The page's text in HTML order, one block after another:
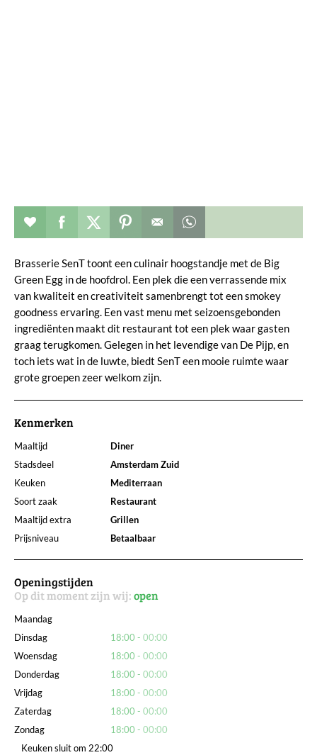
Restaurant toevoegen aan favorieten
Deel dit op facebook
Deel dit op twitter
Deel dit op pinterest
Brasserie SenT toont een culinair hoogstandje met de Big
Green Egg in de hoofdrol. Een plek die een verrassende mix
van kwaliteit en creativiteit samenbrengt tot een smokey
goodness ervaring. Een vast menu met seizoensgebonden
ingrediënten maakt dit restaurant tot een plek waar gasten
graag terugkomen. Gelegen in het levendige van De Pijp, en
toch iets wat in de luwte, biedt SenT een mooie ruimte waar
grote groepen zeer welkom zijn.
Kenmerken
Maaltijd
Diner
Stadsdeel
Amsterdam Zuid
Keuken
Mediterraan
Soort zaak
Restaurant
Maaltijd extra
Grillen
Prijsniveau
Betaalbaar
Openingstijden
Op dit moment zijn wij:open
Maandag
Dinsdag
18:00
00:00
Woensdag
18:00
00:00
Donderdag
18:00
00:00
Vrijdag
18:00
00:00
Zaterdag
18:00
00:00
Zondag
18:00
00:00
Keuken sluit om 22:00